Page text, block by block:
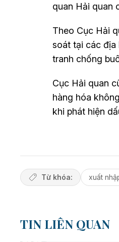
quan Hải quan
Theo Cục Hải
soát tại các địa
tranh chống
Cục Hải quan
hàng hóa
khi phát hiện
Từ khóa: xuất
TIN LIÊN QUAN